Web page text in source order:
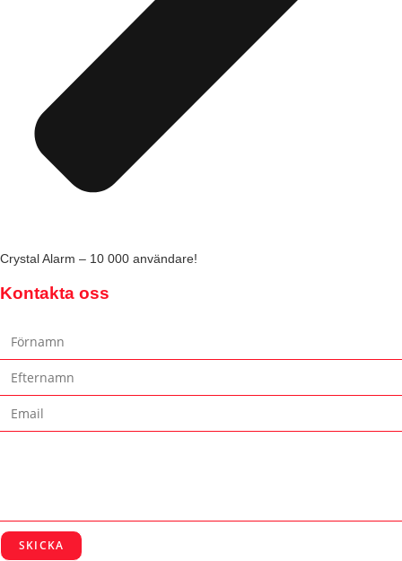
Crystal Alarm – 10 000 användare!
Kontakta oss
SKICKA